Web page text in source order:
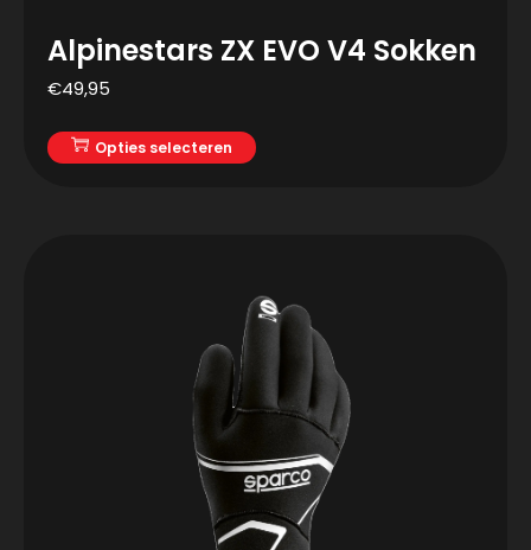
Alpinestars ZX EVO V4 Sokken
€49,95
Opties selecteren